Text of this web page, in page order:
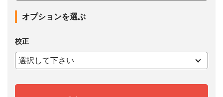
オプションを選ぶ
校正